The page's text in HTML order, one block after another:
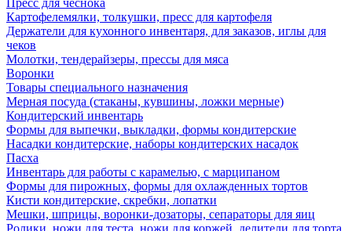
Пресс для чеснока
Картофелемялки, толкушки, пресс для картофеля
Держатели для кухонного инвентаря, для заказов, иглы для
чеков
Молотки, тендерайзеры, прессы для мяса
Воронки
Товары специального назначения
Мерная посуда (стаканы, кувшины, ложки мерные)
Кондитерский инвентарь
Формы для выпечки, выкладки, формы кондитерские
Насадки кондитерские, наборы кондитерских насадок
Пасха
Инвентарь для работы с карамелью, с марципаном
Формы для пирожных, формы для охлажденных тортов
Кисти кондитерские, скребки, лопатки
Мешки, шприцы, воронки-дозаторы, сепараторы для яиц
Ролики, ножи для теста, ножи для коржей, делители для торта